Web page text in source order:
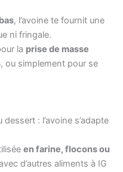
, l’avoine te fournit une
ni fringale.
la prise de masse
, ou simplement pour se
: l’avoine s’adapte
en farine, flocons ou
d’autres aliments à IG